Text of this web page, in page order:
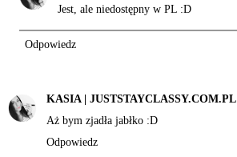
Jest, ale niedostępny w PL :D
Odpowiedz
KASIA | JUSTSTAYCLASSY.COM.PL
Aż bym zjadła jabłko :D
Odpowiedz